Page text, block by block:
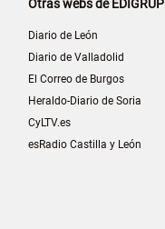
Otras webs de EDIGRUP
Diario de León
Diario de Valladolid
El Correo de Burgos
Heraldo-Diario de Soria
CyLTV.es
esRadio Castilla y León